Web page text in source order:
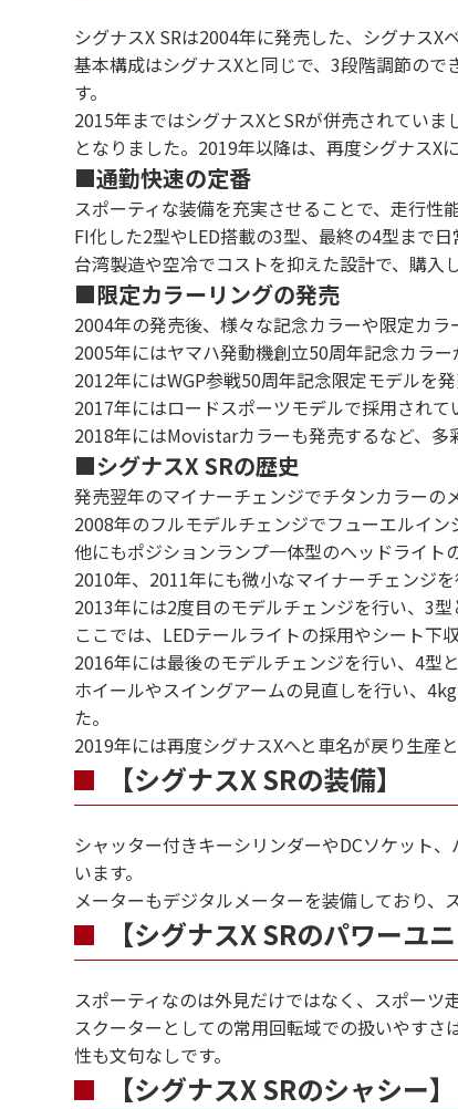
シグナスX SRは2004年に発売した、シグナスX
基本構成はシグナスXと同じで、3段階調節の
す。
2015年まではシグナスXとSRが併売されてい
となりました。2019年以降は、再度シグナスX
■通勤快速の定番
スポーティな装備を充実させることで、走行性
FI化した2型やLED搭載の3型、最終の4型まで
台湾製造や空冷でコストを抑えた設計で、購入
■限定カラーリングの発売
2004年の発売後、様々な記念カラーや限定カラ
2005年にはヤマハ発動機創立50周年記念カラー
2012年にはWGP参戦50周年記念限定モデルを発
2017年にはロードスポーツモデルで採用され
2018年にはMovistarカラーも発売するなど、多
■シグナスX SRの歴史
発売翌年のマイナーチェンジでチタンカラーの
2008年のフルモデルチェンジでフューエルイン
他にもポジションランプ一体型のヘッドライト
2010年、2011年にも微小なマイナーチェンジを
2013年には2度目のモデルチェンジを行い、3型
ここでは、LEDテールライトの採用やシート下
2016年には最後のモデルチェンジを行い、4型と
ホイールやスイングアームの見直しを行い、
た。
2019年には再度シグナスXへと車名が戻り生産と
【シグナスX SRの装備】
シャッター付きキーシリンダーやDCソケット
います。
メーターもデジタルメーターを装備しており、
【シグナスX SRのパワーユニ
スポーティなのは外見だけではなく、スポーツ
スクーターとしての常用回転域での扱いやす
性も文句なしです。
【シグナスX SRのシャシー】